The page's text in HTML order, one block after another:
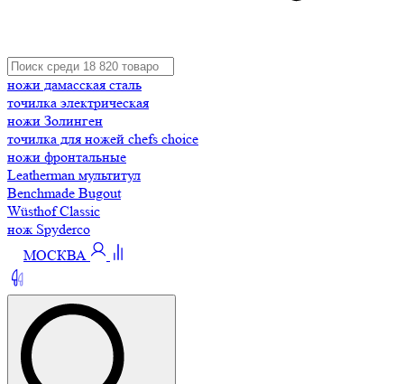
ножи дамасская сталь
точилка электрическая
ножи Золинген
точилка для ножей chefs choice
ножи фронтальные
Leatherman мультитул
Benchmade Bugout
Wüsthof Classic
нож Spyderco
МОСКВА